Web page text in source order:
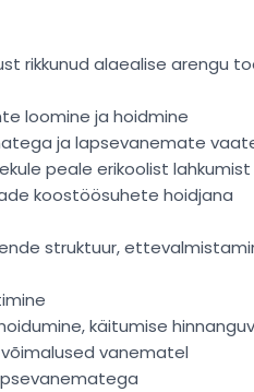
rikkunud alaealise arengu
loomine ja hoidmine
ja lapsevanemate
peale erikoolist lahkumist
koostöösuhete hoidjana
struktuur,
käitumise
vanematel